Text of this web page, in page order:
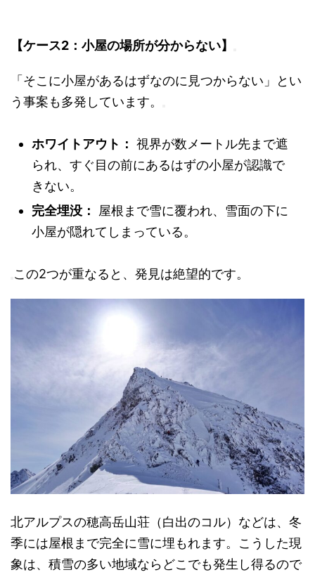
【ケース2：小屋の場所が分からない】
「そこに小屋があるはずなのに見つからない」とい
う事案も多発しています。
ホワイトアウト： 視界が数メートル先まで遮
られ、すぐ目の前にあるはずの小屋が認識で
きない。
完全埋没：
屋根まで雪に覆われ、雪面の下に
小屋が隠れてしまっている。
この2つが重なると、発見は絶望的です。
北アルプスの穂高岳山荘（白出のコル）などは、冬
季には屋根まで完全に雪に埋もれます。こうした現
象は、積雪の多い地域ならどこでも発生し得るので